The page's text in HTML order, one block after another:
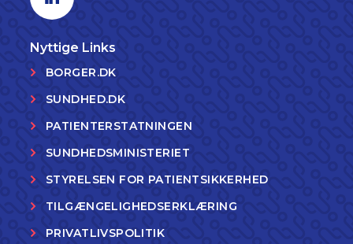
Nyttige Links
BORGER.DK
SUNDHED.DK
PATIENTERSTATNINGEN
SUNDHEDSMINISTERIET
STYRELSEN FOR PATIENTSIKKERHED
TILGÆNGELIGHEDSERKLÆRING
PRIVATLIVSPOLITIK